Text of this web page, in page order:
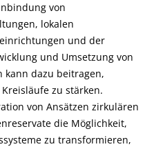
von
lokalen
und der
und Umsetzung von
kann dazu beitragen,
zu stärken.
von Ansätzen zirkulären
die Möglichkeit,
zu transformieren,